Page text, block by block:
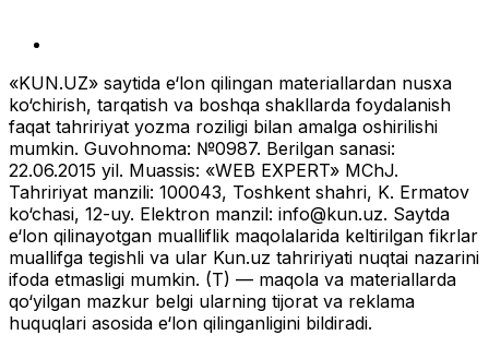
«KUN.UZ» saytida e‘lon qilingan materiallardan nusxa
ko‘chirish, tarqatish va boshqa shakllarda foydalanish
faqat tahririyat yozma roziligi bilan amalga oshirilishi
mumkin. Guvohnoma: №0987. Berilgan sanasi:
22.06.2015 yil. Muassis: «WEB EXPERT» MChJ.
Tahririyat manzili: 100043, Toshkent shahri, K. Ermatov
ko‘chasi, 12-uy. Elektron manzil: info@kun.uz. Saytda
e‘lon qilinayotgan mualliflik maqolalarida keltirilgan fikrlar
muallifga tegishli va ular Kun.uz tahririyati nuqtai nazarini
ifoda etmasligi mumkin. (T) — maqola va materiallarda
qo‘yilgan mazkur belgi ularning tijorat va reklama
huquqlari asosida e‘lon qilinganligini bildiradi.